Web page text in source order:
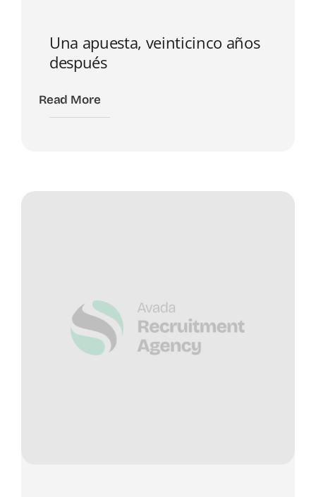
Una apuesta, veinticinco años
después
Read More